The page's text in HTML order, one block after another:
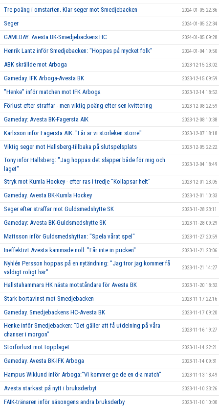
Tre poäng i omstarten. Klar seger mot Smedjebacken 2024-01-05 22:36
Seger 2024-01-05 22:34
GAMEDAY. Avesta BK-Smedjebackens HC 2024-01-05 09:28
Henrik Lantz inför Smedjebacken: "Hoppas på mycket folk" 2024-01-04 19:50
ABK skrällde mot Arboga 2023-12-15 23:02
Gameday. IFK Arboga-Avesta BK 2023-12-15 09:59
"Henke" inför matchen mot IFK Arboga 2023-12-14 18:52
Förlust efter straffar - men viktig poäng efter sen kvittering 2023-12-08 22:59
Gameday: Avesta BK-Fagersta AIK 2023-12-08 10:38
Karlsson inför Fagersta AIK: "I år är vi storleken större" 2023-12-07 18:18
Viktig seger mot Hallsberg-tillbaka på slutspelsplats 2023-12-05 22:22
Tony inför Hallsberg: "Jag hoppas det släpper både för mig och
laget"
2023-12-04 18:49
Stryk mot Kumla Hockey - efter ras i tredje "Kollapsar helt" 2023-12-01 23:05
Gameday. Avesta BK-Kumla Hockey 2023-12-01 10:33
Seger efter straffar mot Guldsmedshytte SK 2023-11-28 23:11
Gameday: Avesta BK-Guldsmedshytte SK 2023-11-28 09:29
Mattsson inför Guldsmedshyttan: "Spela vårat spel" 2023-11-27 20:59
Ineffektivt Avesta kammade noll: "Får inte in pucken" 2023-11-21 23:06
Nyhlén Persson hoppas på en nytändning: "Jag tror jag kommer få
väldigt roligt här"
2023-11-21 14:27
Hallstahammars HK nästa motståndare för Avesta BK 2023-11-20 18:32
Stark bortavinst mot Smedjebacken 2023-11-17 22:16
Gameday. Smedjebackens HC-Avesta BK 2023-11-17 09:20
Henke inför Smedjebacken: ”Det gäller att få utdelning på våra
chanser i morgon”
2023-11-16 19:27
Storförlust mot topplaget 2023-11-14 22:21
Gameday. Avesta BK-IFK Arboga 2023-11-14 09:31
Hampus Wiklund inför Arboga:"Vi kommer ge de en d-a match" 2023-11-13 18:49
Avesta starkast på nytt i bruksderbyt 2023-11-10 23:26
FAIK-tränaren inför säsongens andra bruksderby 2023-11-10 10:00